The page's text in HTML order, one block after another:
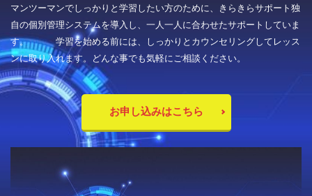
マンツーマンでしっかりと学習したい方のために、きらきらサポート独
自の個別管理システムを導入し、一人一人に合わせたサポートしていま
す。 学習を始める前には、しっかりとカウンセリングしてレッス
ンに取り入れます。どんな事でも気軽にご相談ください。
お申し込みはこちら